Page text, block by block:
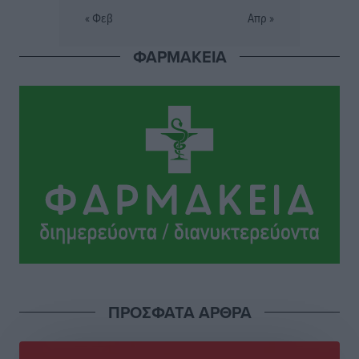
Καύσιμα: «Καίνε» οι τιμές και στα νησιά μας – Γιατί
δεν πέφτουν και πότε μπορεί να έρθει αποκλιμάκωση
Τοπικές Ειδήσεις• πριν 2 ώρες
στοιχεία για τη Ρόδο
« Φεβ Απρ »
ΦΑΡΜΑΚΕΙΑ
ΠΡΟΣΦΑΤΑ ΑΡΘΡΑ